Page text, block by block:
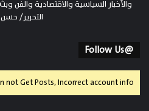
والأخبار السياسية والاقتصادية والفن
التحرير/ حسن
@Follow Us
not Get Posts, Incorrect account info.